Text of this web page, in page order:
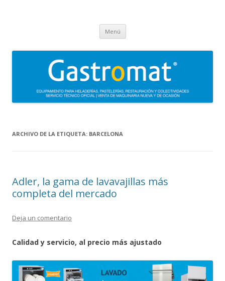
de maquinaria para heladerías, pastelerías, restauración y
Menú Saltar
contenido
ARCHIVO DE LA ETIQUETA: BARCELONA
Adler, la gama de lavavajillas más
completa del mercado
Deja un comentario
Calidad y servicio, al precio más ajustado